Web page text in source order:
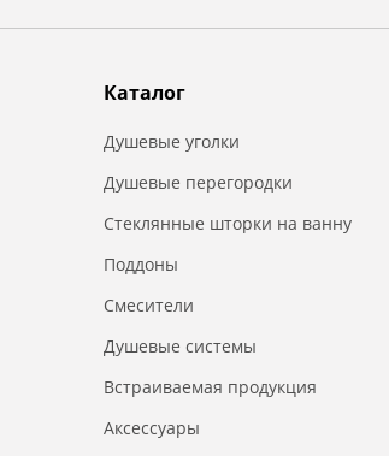
Каталог
Душевые уголки
Душевые перегородки
Стеклянные шторки на ванну
Поддоны
Смесители
Душевые системы
Встраиваемая продукция
Аксессуары